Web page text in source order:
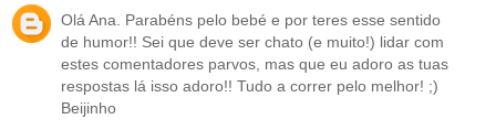
Olá Ana. Parabéns pelo bebé e por teres esse sentido
de humor!! Sei que deve ser chato (e muito!) lidar com
estes comentadores parvos, mas que eu adoro as tuas
respostas lá isso adoro!! Tudo a correr pelo melhor! ;)
Beijinho